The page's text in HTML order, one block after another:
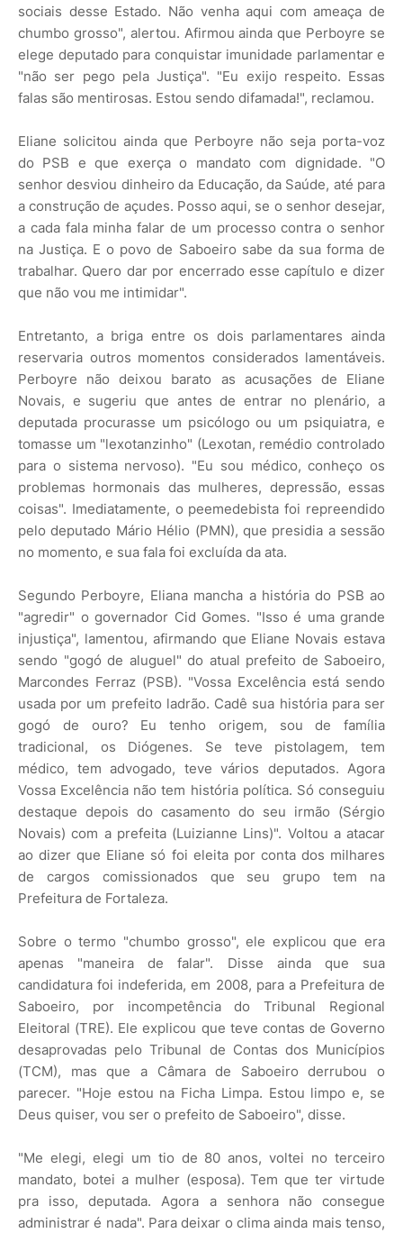
sociais desse Estado. Não venha aqui com ameaça de
chumbo grosso", alertou. Afirmou ainda que Perboyre se
elege deputado para conquistar imunidade parlamentar e
"não ser pego pela Justiça". "Eu exijo respeito. Essas
falas são mentirosas. Estou sendo difamada!", reclamou.
Eliane solicitou ainda que Perboyre não seja porta-voz
do PSB e que exerça o mandato com dignidade. "O
senhor desviou dinheiro da Educação, da Saúde, até para
a construção de açudes. Posso aqui, se o senhor desejar,
a cada fala minha falar de um processo contra o senhor
na Justiça. E o povo de Saboeiro sabe da sua forma de
trabalhar. Quero dar por encerrado esse capítulo e dizer
que não vou me intimidar".
Entretanto, a briga entre os dois parlamentares ainda
reservaria outros momentos considerados lamentáveis.
Perboyre não deixou barato as acusações de Eliane
Novais, e sugeriu que antes de entrar no plenário, a
deputada procurasse um psicólogo ou um psiquiatra, e
tomasse um "lexotanzinho" (Lexotan, remédio controlado
para o sistema nervoso). "Eu sou médico, conheço os
problemas hormonais das mulheres, depressão, essas
coisas". Imediatamente, o peemedebista foi repreendido
pelo deputado Mário Hélio (PMN), que presidia a sessão
no momento, e sua fala foi excluída da ata.
Segundo Perboyre, Eliana mancha a história do PSB ao
"agredir" o governador Cid Gomes. "Isso é uma grande
injustiça", lamentou, afirmando que Eliane Novais estava
sendo "gogó de aluguel" do atual prefeito de Saboeiro,
Marcondes Ferraz (PSB). "Vossa Excelência está sendo
usada por um prefeito ladrão. Cadê sua história para ser
gogó de ouro? Eu tenho origem, sou de família
tradicional, os Diógenes. Se teve pistolagem, tem
médico, tem advogado, teve vários deputados. Agora
Vossa Excelência não tem história política. Só conseguiu
destaque depois do casamento do seu irmão (Sérgio
Novais) com a prefeita (Luizianne Lins)". Voltou a atacar
ao dizer que Eliane só foi eleita por conta dos milhares
de cargos comissionados que seu grupo tem na
Prefeitura de Fortaleza.
Sobre o termo "chumbo grosso", ele explicou que era
apenas "maneira de falar". Disse ainda que sua
candidatura foi indeferida, em 2008, para a Prefeitura de
Saboeiro, por incompetência do Tribunal Regional
Eleitoral (TRE). Ele explicou que teve contas de Governo
desaprovadas pelo Tribunal de Contas dos Municípios
(TCM), mas que a Câmara de Saboeiro derrubou o
parecer. "Hoje estou na Ficha Limpa. Estou limpo e, se
Deus quiser, vou ser o prefeito de Saboeiro", disse.
"Me elegi, elegi um tio de 80 anos, voltei no terceiro
mandato, botei a mulher (esposa). Tem que ter virtude
pra isso, deputada. Agora a senhora não consegue
administrar é nada". Para deixar o clima ainda mais tenso,